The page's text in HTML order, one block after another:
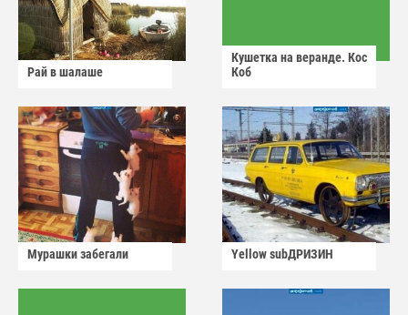
Рай в шалаше
Кушетка на веранде. Кос
Коб
Мурашки забегали Yellow subДРИЗИН